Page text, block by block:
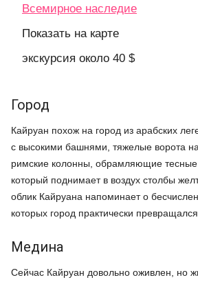
Всемирное наследие
Показать на карте
экскурсия около 40 $
Город
Кайруан похож на город из арабских
с высокими башнями, тяжелые ворота
римские колонны, обрамляющие тесные
который поднимает в воздух столбы
облик Кайруана напоминает о
которых город практически
Медина
Сейчас Кайруан довольно оживлен, но